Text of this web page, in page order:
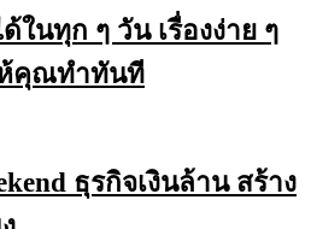
ในทุก ๆ วัน เรื่องง่าย ๆ
คุณทำทันที
ธุรกิจเงินล้าน สร้าง